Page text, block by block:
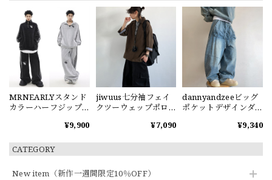
CATEGORY
New item（新作一週間限定10％OFF）
MRNEARLYスタンド
カラーハーフジップ
¥9,900
jiwuus七分袖フェイ
クツーウェップポロ
¥7,090
dannyandzeeビッグ
ポケットデザインダ
¥9,340